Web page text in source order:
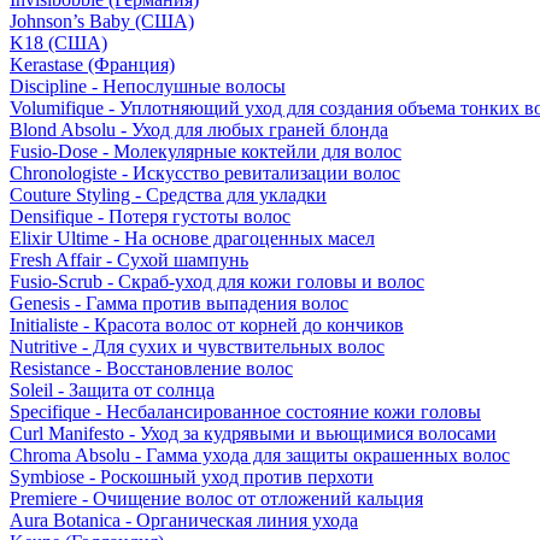
Johnson’s Baby (США)
K18 (США)
Kerastase (Франция)
Discipline - Непослушные волосы
Volumifique - Уплотняющий уход для создания объема тонких
Blond Absolu - Уход для любых граней блонда
Fusio-Dose - Молекулярные коктейли для волос
Chronologiste - Искусство ревитализации волос
Couture Styling - Средства для укладки
Densifique - Потеря густоты волос
Elixir Ultime - На основе драгоценных масел
Fresh Affair - Сухой шампунь
Fusio-Scrub - Скраб-уход для кожи головы и волос
Genesis - Гамма против выпадения волос
Initialiste - Красота волос от корней до кончиков
Nutritive - Для сухих и чувствительных волос
Resistance - Восстановление волос
Soleil - Защита от солнца
Specifique - Несбалансированное состояние кожи головы
Curl Manifesto - Уход за кудрявыми и вьющимися волосами
Chroma Absolu - Гамма ухода для защиты окрашенных волос
Symbiose - Роскошный уход против перхоти
Premiere - Очищение волос от отложений кальция
Aura Botanica - Органическая линия ухода